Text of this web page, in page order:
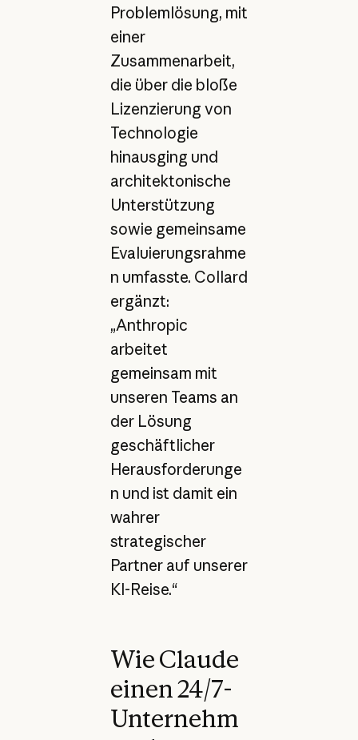
Problemlösung, mit
einer
Zusammenarbeit,
die über die bloße
Lizenzierung von
Technologie
hinausging und
architektonische
Unterstützung
sowie gemeinsame
Evaluierungsrahme
n umfasste. Collard
ergänzt:
„Anthropic
arbeitet
gemeinsam mit
unseren Teams an
der Lösung
geschäftlicher
Herausforderunge
n und ist damit ein
wahrer
strategischer
Partner auf unserer
KI-Reise.“
Wie Claude
einen 24/7-
Unternehm